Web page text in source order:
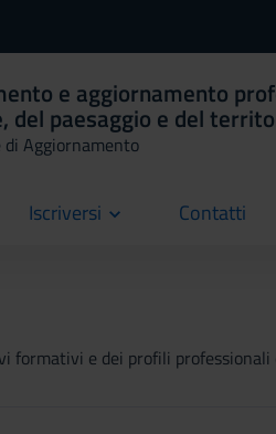
e aggiornamento
del paesaggio e del
di Aggiornamento
Iscriversi Contatti
current
formativi e dei profili